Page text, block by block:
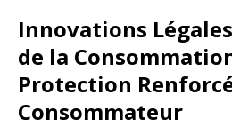
Innovations
de la
Protection
Consommateur